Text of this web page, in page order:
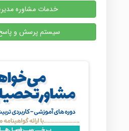
خدمات مشاوره
سیستم پرسش و